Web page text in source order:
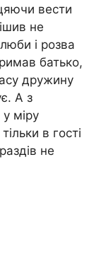
вести
не
і розва
батько,
дружину
А з
міру
в гості
не